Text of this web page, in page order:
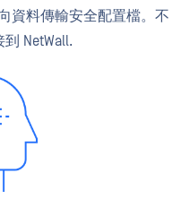
資料傳輸安全配置檔。不
NetWall.